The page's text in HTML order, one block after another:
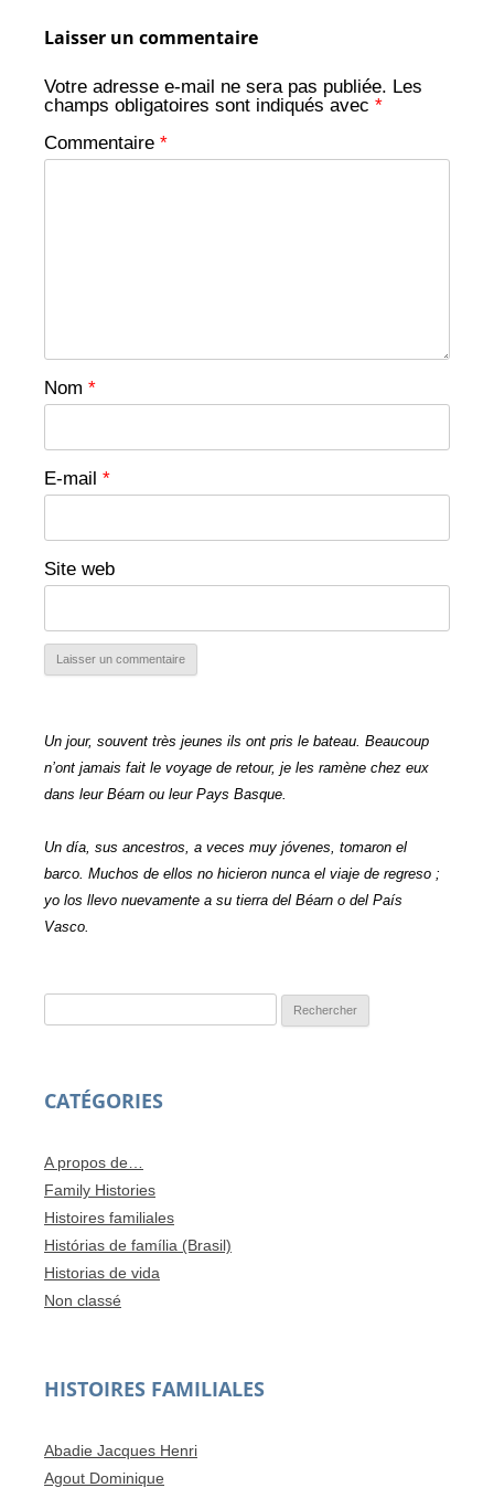
Laisser un commentaire
Votre adresse e-mail ne sera pas publiée. Les
champs obligatoires sont indiqués avec *
Commentaire *
Nom *
E-mail *
Site web
Un jour, souvent très jeunes ils ont pris le bateau. Beaucoup
n’ont jamais fait le voyage de retour, je les ramène chez eux
dans leur Béarn ou leur Pays Basque.
Un día, sus ancestros, a veces muy jóvenes, tomaron el
barco. Muchos de ellos no hicieron nunca el viaje de regreso ;
yo los llevo nuevamente a su tierra del Béarn o del País
Vasco.
CATÉGORIES
A propos de…
Family Histories
Histoires familiales
Histórias de família (Brasil)
Historias de vida
Non classé
HISTOIRES FAMILIALES
Abadie Jacques Henri
Agout Dominique